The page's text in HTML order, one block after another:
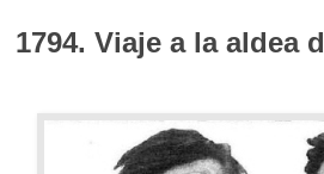
1794. Viaje a la aldea